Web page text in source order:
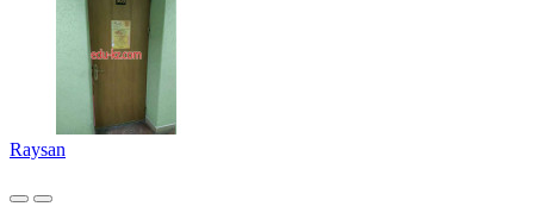
Raysan